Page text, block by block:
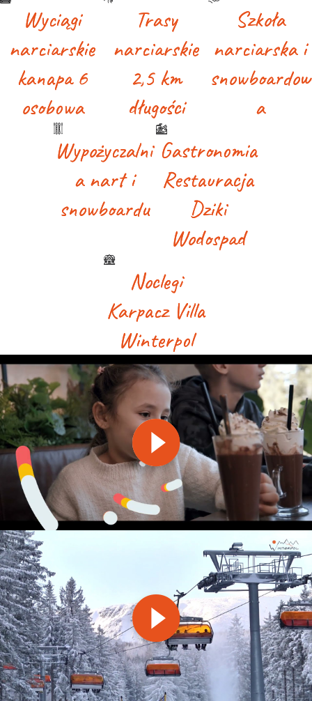
Wyciągi
narciarskie
kanapa 6
osobowa
Wyciągi
narciarskie
kanapa 6
osobowa
Trasy
narciarskie
2,5 km
długości
Trasy
narciarskie
2,5 km
długości
Szkoła
narciarska i
snowboardow
a
Szkoła
narciarska i
snowboardow
a
Wypożyczalni
a nart i
snowboardu
Wypożyczalni
a nart i
snowboardu
Gastronomia
Restauracja
Dziki
Wodospad
Gastronomia
Restauracja
Dziki
Wodospad
Noclegi
Karpacz Villa
Winterpol
Noclegi
Karpacz Villa
Winterpol